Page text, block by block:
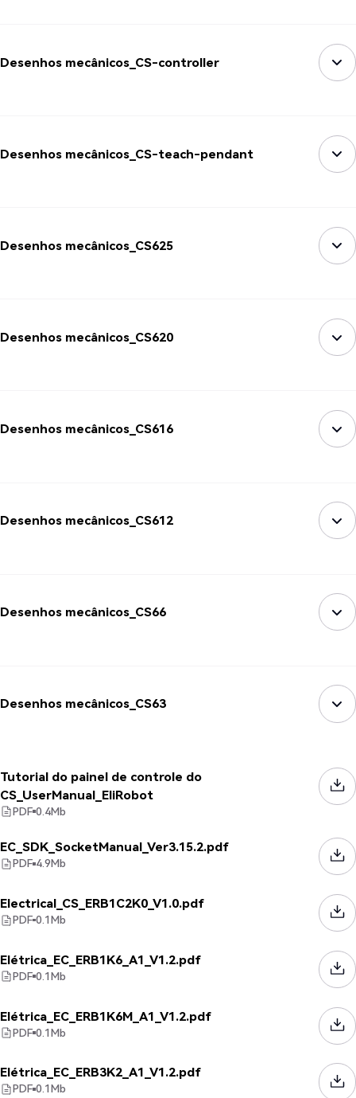
Desenhos mecânicos_CS-controller
Desenhos mecânicos_CS-teach-pendant
Desenhos mecânicos_CS625
Desenhos mecânicos_CS620
Desenhos mecânicos_CS616
Desenhos mecânicos_CS612
Desenhos mecânicos_CS66
Desenhos mecânicos_CS63
Tutorial do painel de controle do
CS_UserManual_EliRobot
PDF 0.4Mb
EC_SDK_SocketManual_Ver3.15.2.pdf
PDF 4.9Mb
Electrical_CS_ERB1C2K0_V1.0.pdf
PDF 0.1Mb
Elétrica_EC_ERB1K6_A1_V1.2.pdf
PDF 0.1Mb
Elétrica_EC_ERB1K6M_A1_V1.2.pdf
PDF 0.1Mb
Elétrica_EC_ERB3K2_A1_V1.2.pdf
PDF 0.1Mb